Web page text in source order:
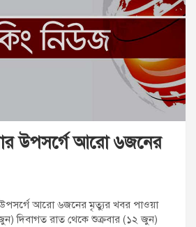
উপসর্গে আরো ৬জনের
আরো ৬জনের মৃত্যুর খবর পাওয়া
দিবাগত রাত থেকে শুক্রবার (১২ জুন)